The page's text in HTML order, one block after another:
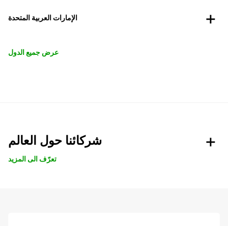
الإمارات العربية المتحدة
عرض جميع الدول
شركائنا حول العالم
تعرّف الى المزيد